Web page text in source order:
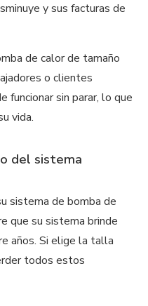
y sus facturas de
de calor de tamaño
o clientes
funcionar sin parar, lo que
vida.
del sistema
sistema de bomba de
que su sistema brinde
años. Si elige la talla
todos estos